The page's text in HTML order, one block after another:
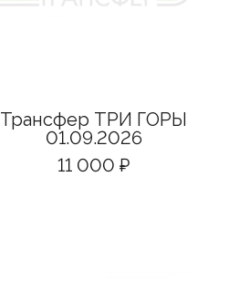
Трансфер ТРИ ГОРЫ
01.09.2026
11 000 ₽